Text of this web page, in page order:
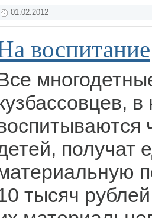
01.02.2012
воспитание
в
получат
тысяч